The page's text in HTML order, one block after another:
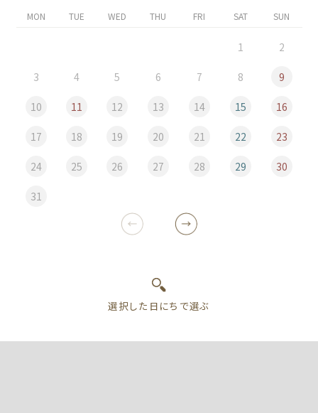
MON TUE WED THU FRI SAT SUN
1 2
3 4 5 6 7 8 9
10 11 12 13 14 15 16
17 18 19 20 21 22 23
24 25 26 27 28 29 30
31